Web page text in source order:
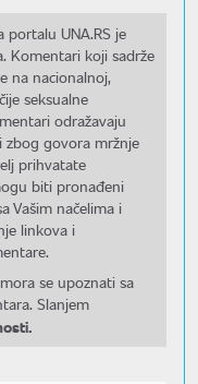
portalu UNA.RS je
Komentari koji sadrže
na nacionalnoj,
seksualne
odražavaju
zbog govora mržnje
prihvatate
biti pronađeni
Vašim načelima i
linkova i
se upoznati sa
Slanjem